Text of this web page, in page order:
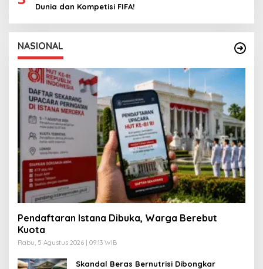
Dunia dan Kompetisi FIFA!
NASIONAL
Pendaftaran Istana Dibuka, Warga Berebut
Kuota
Rabu, 5 Agustus 2026 | 09:13 WIB
Skandal Beras Bernutrisi Dibongkar